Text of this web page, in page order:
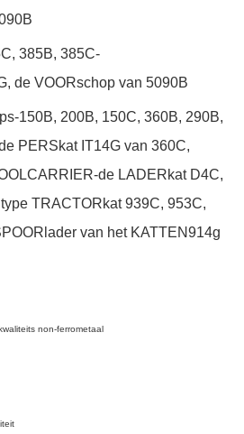
385B, 385C-
de VOORschop van 5090B
150B, 200B, 150C, 360B, 290B,
PERSkat IT14G van 360C,
de LADERkat D4C,
TRACTORkat 939C, 953C,
van het KATTEN914g
non-ferrometaal